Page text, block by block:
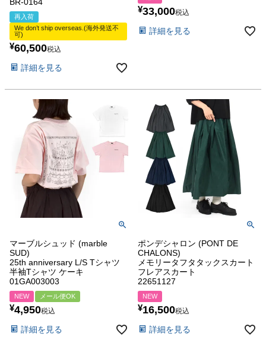
再入荷
We don’t ship overseas.(海外発送不
可)
¥60,500税込
詳細を見る
¥33,000税込
詳細を見る
マーブルシュッド (marble
SUD)
25th anniversary L/S Tシャツ
半袖Tシャツ ケーキ
01GA003003
NEW メール便OK
¥4,950税込
詳細を見る
ポンデシャロン (PONT DE
CHALONS)
メモリータフタタックスカート
フレアスカート
22651127
NEW
¥16,500税込
詳細を見る